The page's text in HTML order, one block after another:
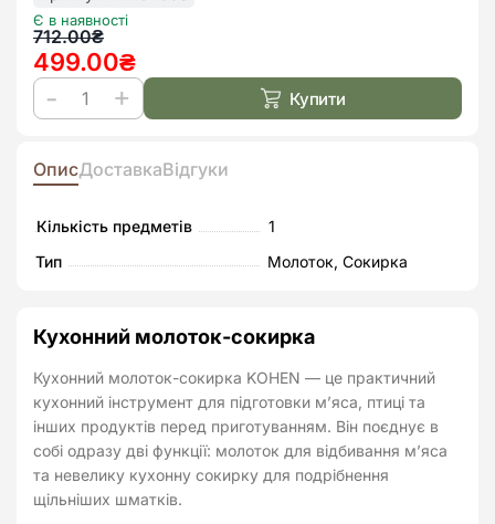
Є в наявності
712.00₴
Оригінальна
ціна:
712.00₴.
499.00₴
Поточна
ціна:
499.00₴.
Молоток-
кухонний
кількість
Купити
ОписДоставкаВідгуки
Кількість предметів
1
Тип
Молоток, Сокирка
Кухонний молоток-сокирка
Кухонний молоток-сокирка KOHEN — це практичний
кухонний інструмент для підготовки м’яса, птиці та
інших продуктів перед приготуванням. Він поєднує в
собі одразу дві функції: молоток для відбивання м’яса
та невелику кухонну сокирку для подрібнення
щільніших шматків.